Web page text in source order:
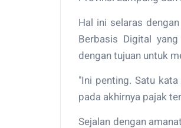
Hal ini selaras
Berbasis Digital
dengan tujuan untuk
"Ini penting. Satu
pada akhirnya pajak
Sejalan dengan